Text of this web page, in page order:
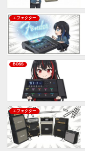
エフェクター
BOSS
エフェクター